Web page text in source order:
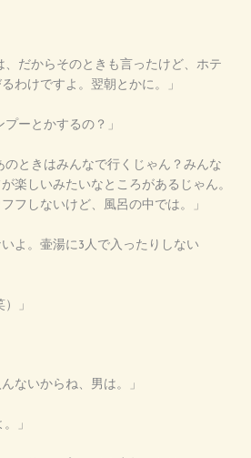
、だからそのときも言ったけど、ホテ
わけですよ。翌朝とかに。」
ーとかするの？」
のときはみんなで行くじゃん？みんな
楽しいみたいなところがあるじゃん。
フしないけど、風呂の中では。」
よ。壷湯に3人で入ったりしない
」
ないからね、男は。」
」